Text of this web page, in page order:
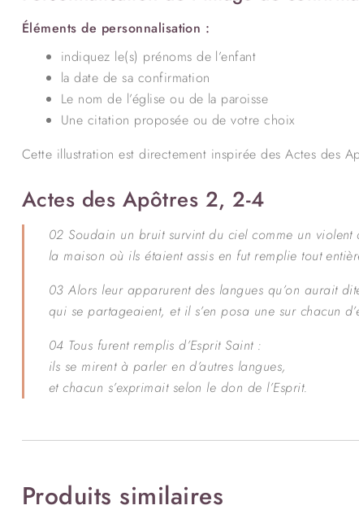
Éléments de personnalisation :
indiquez le(s) prénoms de l’enfant
la date de sa confirmation
Le nom de l’église ou de la paroisse
Une citation proposée ou de votre choix
Cette illustration est directement inspirée des Actes des
Actes des Apôtres 2, 2-4
02 Soudain un bruit survint du ciel comme un violent
la maison où ils étaient assis en fut remplie tout
03 Alors leur apparurent des langues qu’on aurait
qui se partageaient, et il s’en posa une sur chacun
04 Tous furent remplis d’Esprit Saint :
ils se mirent à parler en d’autres langues,
et chacun s’exprimait selon le don de l’Esprit.
Produits similaires